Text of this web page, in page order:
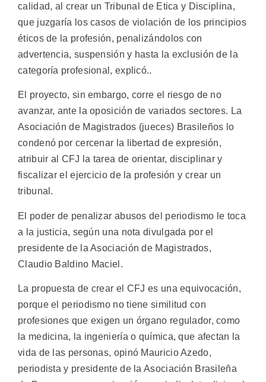
calidad, al crear un Tribunal de Etica y Disciplina,
que juzgaría los casos de violación de los principios
éticos de la profesión, penalizándolos con
advertencia, suspensión y hasta la exclusión de la
categoría profesional, explicó..
El proyecto, sin embargo, corre el riesgo de no
avanzar, ante la oposición de variados sectores. La
Asociación de Magistrados (jueces) Brasileños lo
condenó por cercenar la libertad de expresión,
atribuir al CFJ la tarea de orientar, disciplinar y
fiscalizar el ejercicio de la profesión y crear un
tribunal.
El poder de penalizar abusos del periodismo le toca
a la justicia, según una nota divulgada por el
presidente de la Asociación de Magistrados,
Claudio Baldino Maciel.
La propuesta de crear el CFJ es una equivocación,
porque el periodismo no tiene similitud con
profesiones que exigen un órgano regulador, como
la medicina, la ingeniería o química, que afectan la
vida de las personas, opinó Mauricio Azedo,
periodista y presidente de la Asociación Brasileña